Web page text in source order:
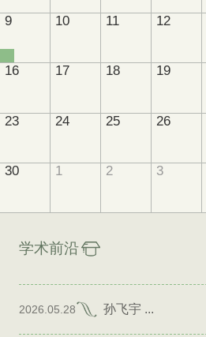
9 10 11 12
16 17 18 19
23 24 25 26
30 1 2 3
学术前沿
2026.05.28 孙飞宇 ...